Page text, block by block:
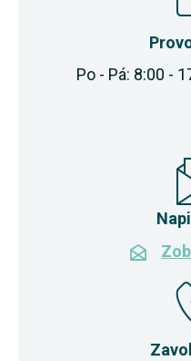
Po - Pá: 8:00 -